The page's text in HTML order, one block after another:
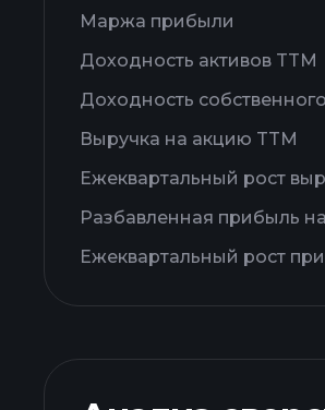
Маржа прибыли
Доходность активов TTM
Доходность
Выручка на акцию TTM
Ежеквартальный рост
Разбавленная прибыль
Ежеквартальный рост